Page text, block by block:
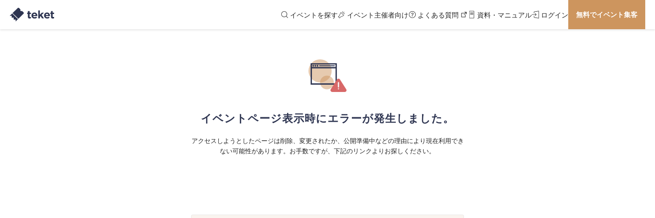
イベントを探す イベント主催者向け よくある質問 資料・マニュアル ログイン 無料でイベント集客
イベントページ表示時にエラーが発生しました。
アクセスしようとしたページは削除、変更されたか、公開準備中などの理由により現在利用でき
ない可能性があります。お手数ですが、下記のリンクよりお探しください。